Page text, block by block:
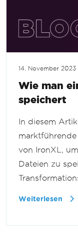
14. November 2023
Wie man
speichert
In diesem
von IronXL,
Dateien zu
Weiterlesen